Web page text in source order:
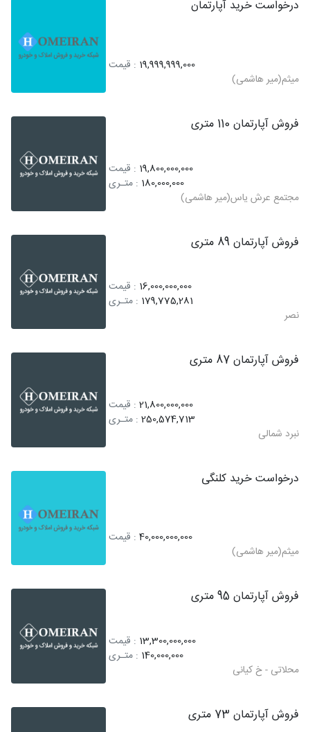
درخواست خرید آپارتمان
19,999,999,000 : قیمت
میثم(میر هاشمی)
فروش آپارتمان 110 متری
19,800,000,000 : قیمت
180,000,000 : متـری
مجتمع عرش یاس(میر هاشمی)
فروش آپارتمان 89 متری
16,000,000,000 : قیمت
179,775,281 : متـری
نصر
فروش آپارتمان 87 متری
21,800,000,000 : قیمت
250,574,713 : متـری
نبرد شمالی
درخواست خرید کلنگی
40,000,000,000 : قیمت
میثم(میر هاشمی)
فروش آپارتمان 95 متری
13,300,000,000 : قیمت
140,000,000 : متـری
محلاتی - خ کیانی
فروش آپارتمان 73 متری